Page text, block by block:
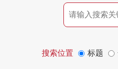
搜索位置 标题